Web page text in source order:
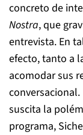
concreto de
Nostra, que
entrevista. En
efecto, tanto a
acomodar sus
suscita la
programa,